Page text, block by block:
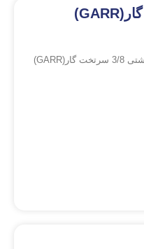
فرز انگشتی 3/8 سرتخت گار(GARR)
/ فرز انگشتی 3/8 سرتخت گار(GARR)